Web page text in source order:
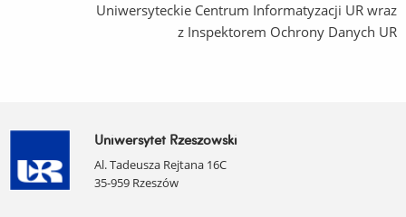
Uniwersyteckie Centrum Informatyzacji UR wraz
z Inspektorem Ochrony Danych UR
Uniwersytet Rzeszowski
Al. Tadeusza Rejtana 16C
35-959 Rzeszów